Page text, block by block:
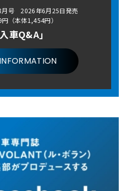
月号 2026年6月25日発売
（本体1,454円）
車Q&A」